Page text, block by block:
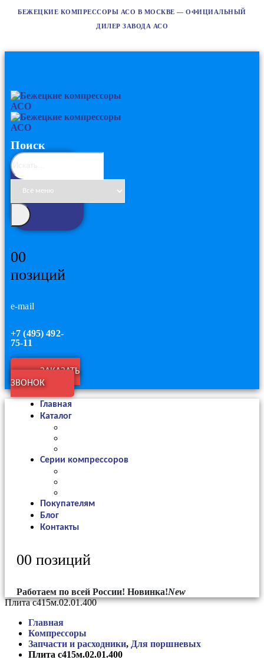
БЕЖЕЦКИЕ КОМПРЕССОРЫ АСО В МОСКВЕ — ОФИЦИАЛЬНЫЙ
ДИЛЕР ЗАВОДА АСО
Поиск
00
позиций
e-mail
+7 (495) 492-
75-11
ЗАКАЗАТЬ
ЗВОНОК
Главная
Каталог
Серии компрессоров
Покупателям
Блог
Контакты
00 позиций
Работаем по всей России! Новинка!New
Плита с415м.02.01.400
Главная
Компрессоры
Запчасти и расходники, Для поршневых
Плита с415м.02.01.400